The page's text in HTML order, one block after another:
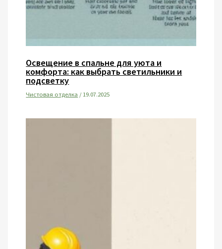
Освещение в спальне для уюта и
комфорта: как выбрать светильники и
подсветку
Чистовая отделка /19.07.2025